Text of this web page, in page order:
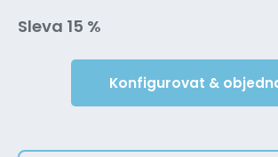
Sleva 15 %
Konfigurovat &